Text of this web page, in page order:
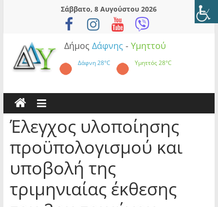
Σάββατο, 8 Αυγούστου 2026
Δήμος Δάφνης - Υμηττού
Δάφνη28°C Υμηττός28°C
Έλεγχος υλοποίησης
προϋπολογισμού και
υποβολή της
τριμηνιαίας έκθεσης